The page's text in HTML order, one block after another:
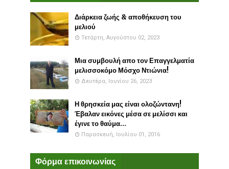
Διάρκεια ζωής & αποθήκευση του
μελιού
Τετάρτη, Αυγούστου 02, 2023
Μια συμβουλή απο τον Επαγγελματία
μελισσοκόμο Μόσχο Ντιώνια!
Δευτέρα, Ιουνίου 26, 2023
Η θρησκεία μας είναι ολοζώντανη!
Έβαλαν εικόνες μέσα σε μελίσσι και
έγινε το θαύμα...
Παρασκευή, Ιουλίου 01, 2016
Φόρμα επικοινωνίας